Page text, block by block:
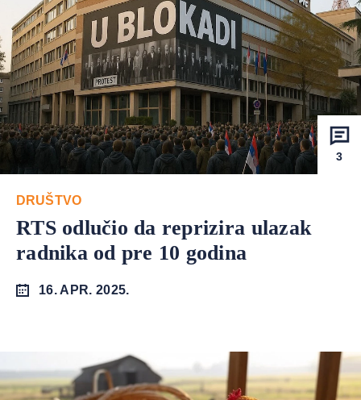
3
DRUŠTVO
RTS odlučio da reprizira ulazak
radnika od pre 10 godina
16. APR. 2025.